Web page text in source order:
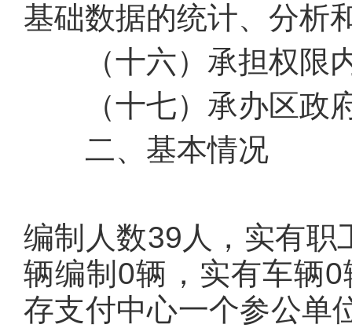
基础数据的统计、分析
（十六）承担权限
（十七）承办区政
二、基本情况
编制人数39人，实有职
辆编制0辆，实有车辆
存支付中心一个参公单